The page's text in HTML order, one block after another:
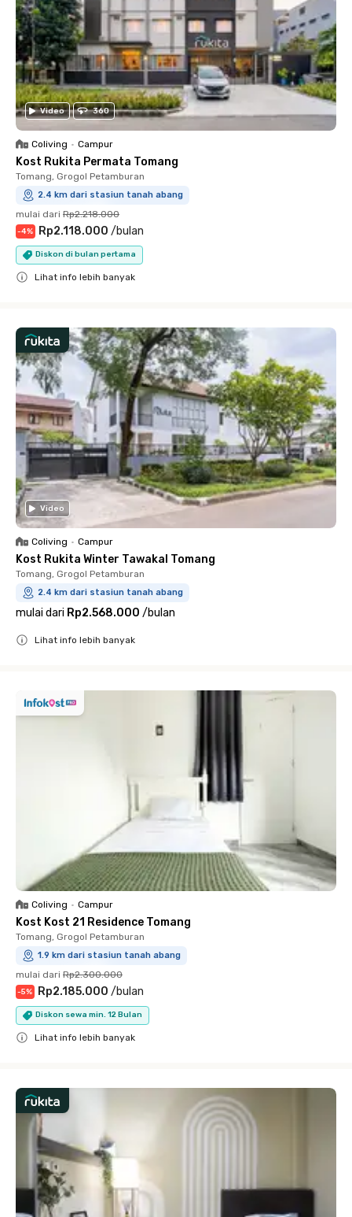
Video 360
Coliving • Campur
Kost Rukita Permata Tomang
Tomang, Grogol Petamburan
2.4 km dari stasiun tanah abang
mulai dari Rp2.218.000
-4% Rp2.118.000 /bulan
Diskon di bulan pertama
Lihat info lebih banyak
Video
Coliving • Campur
Kost Rukita Winter Tawakal Tomang
Tomang, Grogol Petamburan
2.4 km dari stasiun tanah abang
mulai dari Rp2.568.000 /bulan
Lihat info lebih banyak
Coliving • Campur
Kost Kost 21 Residence Tomang
Tomang, Grogol Petamburan
1.9 km dari stasiun tanah abang
mulai dari Rp2.300.000
-5% Rp2.185.000 /bulan
Diskon sewa min. 12 Bulan
Lihat info lebih banyak